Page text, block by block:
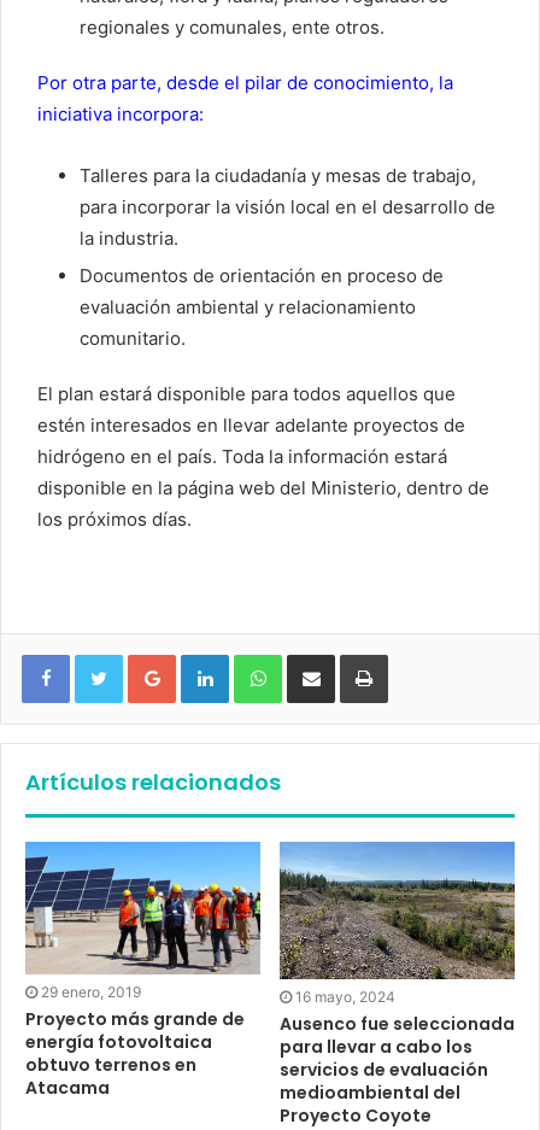
regionales y comunales, ente otros.
Por otra parte, desde el pilar de conocimiento, la
iniciativa incorpora:
Talleres para la ciudadanía y mesas de trabajo,
para incorporar la visión local en el desarrollo de
la industria.
Documentos de orientación en proceso de
evaluación ambiental y relacionamiento
comunitario.
El plan estará disponible para todos aquellos que
estén interesados en llevar adelante proyectos de
hidrógeno en el país. Toda la información estará
disponible en la página web del Ministerio, dentro de
los próximos días.
Google+ LinkedIn WhatsApp
Artículos relacionados
29 enero, 2019
Proyecto más grande de
energía fotovoltaica
obtuvo terrenos en
Atacama
16 mayo, 2024
Ausenco fue seleccionada
para llevar a cabo los
servicios de evaluación
medioambiental del
Proyecto Coyote